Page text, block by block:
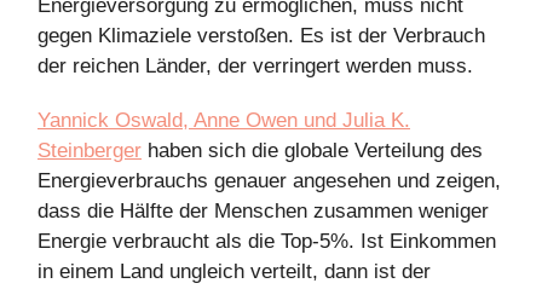
Energieversorgung zu ermöglichen, muss nicht
gegen Klimaziele verstoßen. Es ist der Verbrauch
der reichen Länder, der verringert werden muss.
Yannick Oswald, Anne Owen und Julia K.
Steinberger haben sich die globale Verteilung des
Energieverbrauchs genauer angesehen und zeigen,
dass die Hälfte der Menschen zusammen weniger
Energie verbraucht als die Top-5%. Ist Einkommen
in einem Land ungleich verteilt, dann ist der